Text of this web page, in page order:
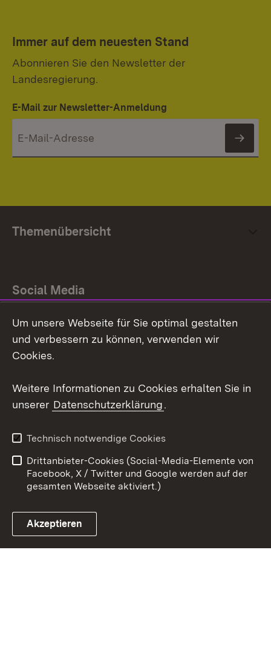
Immer auf dem neuesten Stand
Abonnieren Sie den Newsletter der
Landesregierung.
E-Mail zur Newsletter-Anmeldung
Themenübersicht
Social Media
Facebook
Link zum Landesportal
Barrierefreiheit
Kontakt
Cookies
Um unsere Webseite für Sie optimal gestalten
und verbessern zu können, verwenden wir
Cookies.
Weitere Informationen zu Cookies erhalten Sie in
unserer Datenschutzerklärung.
Technisch notwendige Cookies
Drittanbieter-Cookies (Social-Media-Elemente von
Facebook, X / Twitter und Google werden auf der
gesamten Webseite aktiviert.)
Akzeptieren